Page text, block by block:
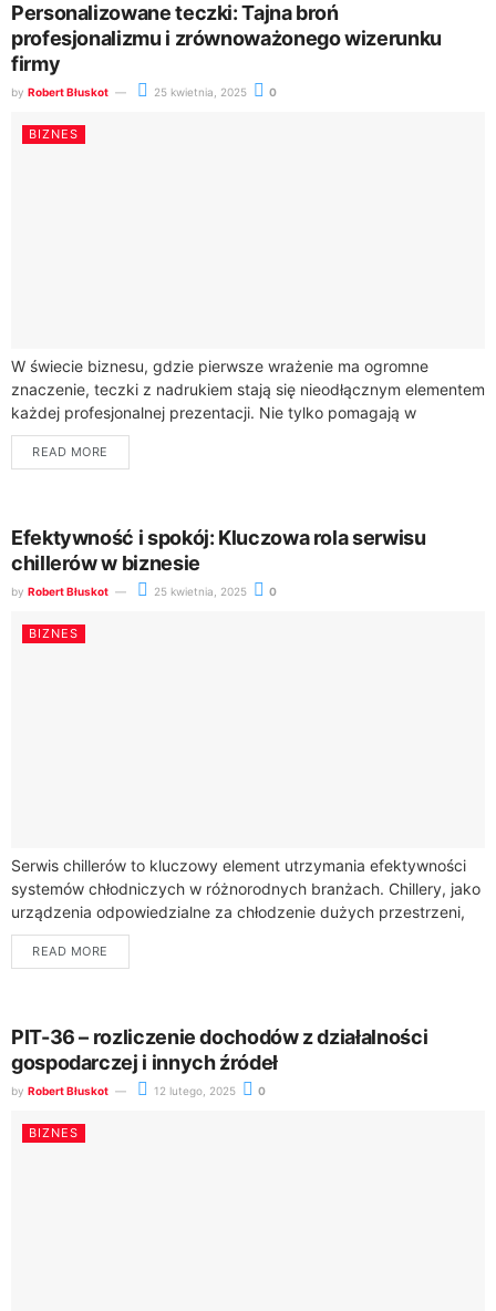
Personalizowane teczki: Tajna broń
profesjonalizmu i zrównoważonego wizerunku
firmy
by Robert Błuskot 25 kwietnia, 2025 0
BIZNES
W świecie biznesu, gdzie pierwsze wrażenie ma ogromne
znaczenie, teczki z nadrukiem stają się nieodłącznym elementem
każdej profesjonalnej prezentacji. Nie tylko pomagają w
organizacji dokumentów, ale także stanowią wizytówkę firmy....
READ MORE
Efektywność i spokój: Kluczowa rola serwisu
chillerów w biznesie
by Robert Błuskot 25 kwietnia, 2025 0
BIZNES
Serwis chillerów to kluczowy element utrzymania efektywności
systemów chłodniczych w różnorodnych branżach. Chillery, jako
urządzenia odpowiedzialne za chłodzenie dużych przestrzeni,
wymagają regularnej konserwacji, aby zapewnić nieprzerwaną
pracę. Serwis chillerów nie...
READ MORE
PIT-36 – rozliczenie dochodów z działalności
gospodarczej i innych źródeł
by Robert Błuskot 12 lutego, 2025 0
BIZNES